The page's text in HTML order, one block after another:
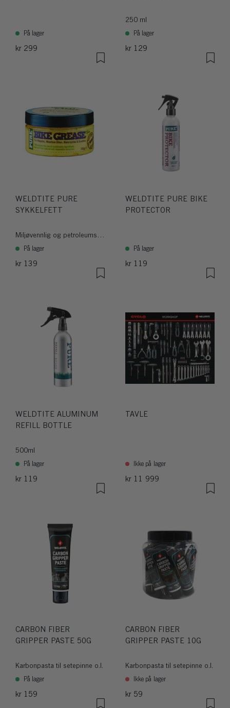
På lager
kr 299
250 ml
På lager
kr 129
WELDTITE PURE
SYKKELFETT
På lager
kr 139
WELDTITE PURE BIKE
PROTECTOR
På lager
kr 119
WELDTITE ALUMINUM
REFILL BOTTLE
500ml
På lager
kr 119
TAVLE
Ikke på lager
kr 11 999
CARBON FIBER
GRIPPER PASTE 50G
Karbonpasta til setepinne o.l.
På lager
kr 159
CARBON FIBER
GRIPPER PASTE 10G
Karbonpasta til setepinne o.l.
Ikke på lager
kr 59